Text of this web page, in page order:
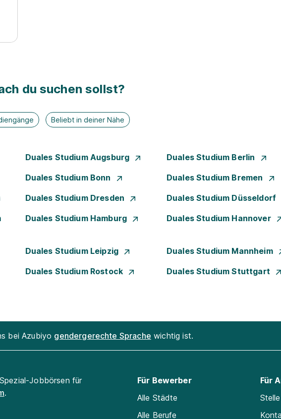
du suchen sollst?
Beliebt in deiner Nähe
Duales Studium Augsburg Duales Studium Berlin
Duales Studium Bonn Duales Studium Bremen
Duales Studium Dresden Duales Studium Düsseldorf
Duales Studium Hamburg Duales Studium Hannover
Duales Studium Leipzig Duales Studium Mannheim
Duales Studium Rostock Duales Studium Stuttgart
bei Azubiyo gendergerechte Sprache wichtig ist.
Jobbörsen für
.
Für Bewerber
Alle Städte
Alle Berufe
Für